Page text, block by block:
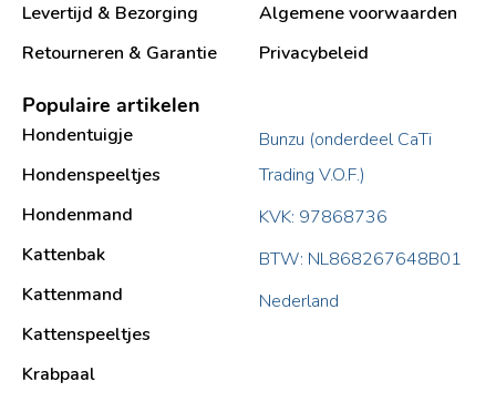
Levertijd & Bezorging
Retourneren & Garantie
Algemene voorwaarden
Privacybeleid
Populaire artikelen
Hondentuigje
Hondenspeeltjes
Hondenmand
Kattenbak
Kattenmand
Kattenspeeltjes
Krabpaal​
Bunzu (onderdeel CaTi
Trading V.O.F.)
KVK: 97868736
BTW: NL868267648B01
Nederland